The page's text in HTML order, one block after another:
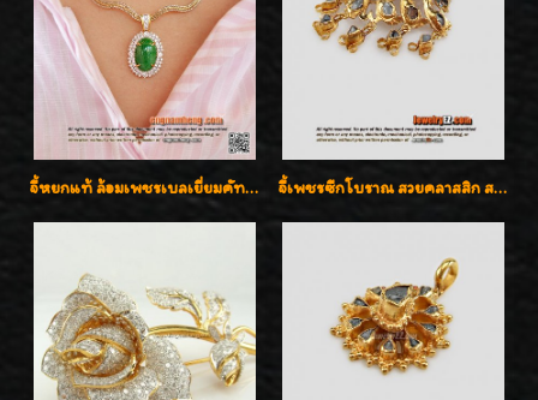
จี้หยกแท้ ล้อมเพชรเบลเยี่ยมคัท ราคาพิเศษไม่แพงค่ะ จี้เพชรซีกโบราณ สวยคลาสสิก สภาพสมบูรณ์สุดๆค่ะ